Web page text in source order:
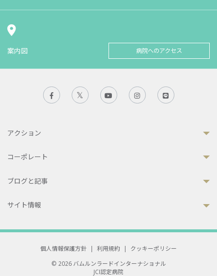
案内図 病院へのアクセス
アクション
コーポレート
ブログと記事
サイト情報
個人情報保護方針 | 利用規約 |
クッキーポリシー
© 2026 バムルンラードインターナショナル
JCI認定病院